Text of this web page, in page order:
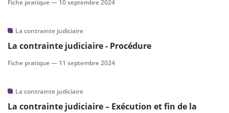
Fiche pratique — 10 septembre 2024
La contrainte judiciaire
La contrainte judiciaire - Procédure
Fiche pratique — 11 septembre 2024
La contrainte judiciaire
La contrainte judiciaire – Exécution et fin de la